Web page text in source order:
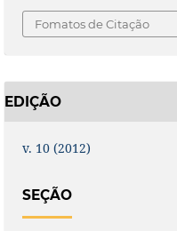
Fomatos de Citação
EDIÇÃO
v. 10 (2012)
SEÇÃO